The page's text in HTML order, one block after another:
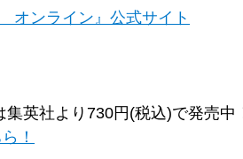
オンライン』公式サイト
英社より730円(税込)で発売中
！